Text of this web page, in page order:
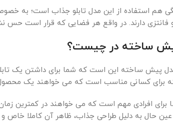
هم استفاده از این مدل تابلو جذاب است؛ به
دارند. در واقع هر فضایی که قرار است حس
ساخته در چیست؟
پیش ساخته این است که شما برای داشتن یک تابلو
کسانی مناسب است که می خواهند یک محصول
افرادی مهم است که می خواهند در کمترین
حال به دلیل طراحی جذاب، ظاهر آن کاملا خاص و